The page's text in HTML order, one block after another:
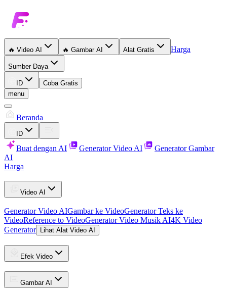
🔥 Video AI 🔥 Gambar AI Alat Gratis Harga
Sumber Daya
ID
Coba Gratis
menu
Beranda
ID
Buat dengan AI Generator Video AI
Generator Gambar
AI
Harga
Video AI
Generator Video AIGambar ke VideoGenerator Teks ke
VideoReference to VideoGenerator Video Musik AI4K Video
Generator
Lihat Alat Video AI
Efek Video
Gambar AI